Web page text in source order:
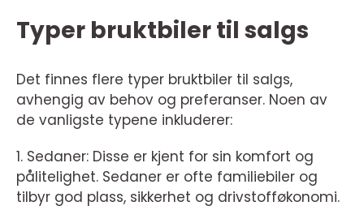
Typer bruktbiler til salgs
Det finnes flere typer bruktbiler til salgs,
avhengig av behov og preferanser. Noen av
de vanligste typene inkluderer:
1. Sedaner: Disse er kjent for sin komfort og
pålitelighet. Sedaner er ofte familiebiler og
tilbyr god plass, sikkerhet og drivstofføkonomi.